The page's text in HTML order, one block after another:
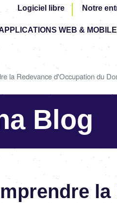
Logiciel libre Notre
WEB & MOBILE
la Redevance d'Occupation du
Blog
la